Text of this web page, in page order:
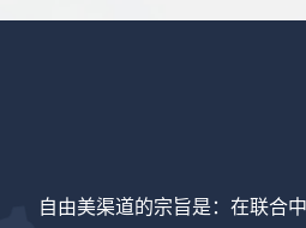
自由美渠道的宗旨是：在联合